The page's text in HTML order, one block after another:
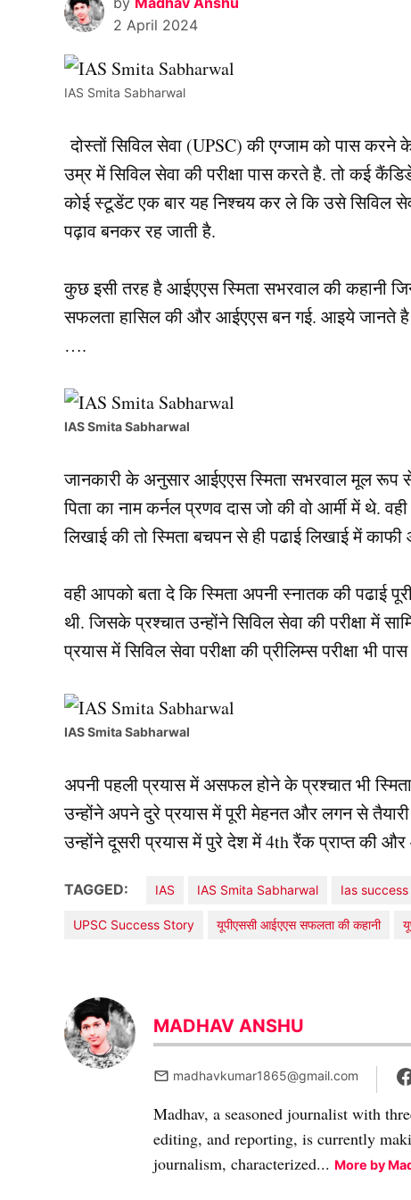
2 April 2024
IAS Smita Sabharwal
दोस्तों सिविल सेवा (UPSC) की एग्जाम को पास
उम्र में सिविल सेवा की परीक्षा पास करते है. तो कई
कोई स्टूडेंट एक बार यह निश्चय कर ले कि उसे सिविल
पढ़ाव बनकर रह जाती है.
कुछ इसी तरह है आईएएस स्मिता सभरवाल की कहानी
सफलता हासिल की और आईएएस बन गई. आइये जानते है
….
IAS Smita Sabharwal
जानकारी के अनुसार आईएएस स्मिता सभरवाल मूल रूप से
पिता का नाम कर्नल प्रणव दास जो की वो आर्मी में थे.
लिखाई की तो स्मिता बचपन से ही पढाई लिखाई में
वही आपको बता दे कि स्मिता अपनी स्नातक की पढाई
थी. जिसके प्रश्चात उन्होंने सिविल सेवा की परीक्षा में
प्रयास में सिविल सेवा परीक्षा की प्रीलिम्स परीक्षा भी
IAS Smita Sabharwal
अपनी पहली प्रयास में असफल होने के प्रश्चात भी
उन्होंने अपने दुरे प्रयास में पूरी मेहनत और लगन से
उन्होंने दूसरी प्रयास में पुरे देश में 4th रैंक प्राप्त की
TAGGED: IAS IAS Smita Sabharwal Ias
UPSC Success Story यूपीएससी आईएएस सफलता की कहानी
MADHAV ANSHU
madhavkumar1865@gmail.com
Madhav, a seasoned journalist with
editing, and reporting, is currently
journalism, characterized... More by